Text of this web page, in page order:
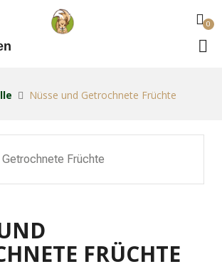
0
Nüsse und Getrochnete Früchte
FRÜCHTE